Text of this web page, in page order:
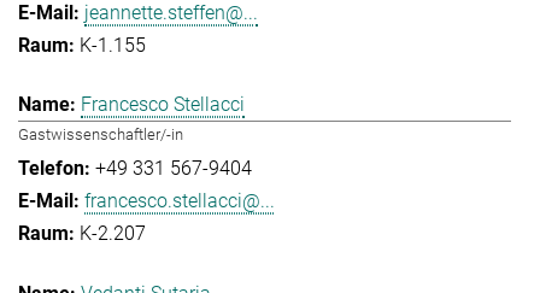
jeannette.steffen@...
K-1.155
Francesco Stellacci
Gastwissenschaftler/-in
+49 331 567-9404
francesco.stellacci@...
K-2.207